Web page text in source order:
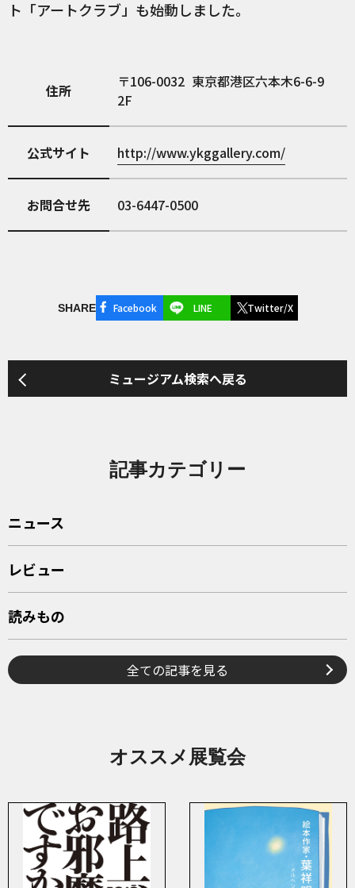
ト「アートクラブ」も始動しました。
住所 106-0032 東京都港区六本木6-6-9
2F
公式サイト http://www.ykggallery.com/
お問合せ先 03-6447-0500
SHARE Facebook LINE Twitter/X
ミュージアム検索へ戻る
記事カテゴリー
ニュース
レビュー
読みもの
全ての記事を見る
オススメ展覧会